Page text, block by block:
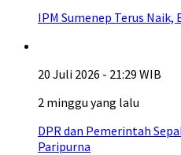
IPM Sumenep Terus
20 Juli 2026 - 21:29 WIB
2 minggu yang lalu
DPR dan Pemerintah
Paripurna